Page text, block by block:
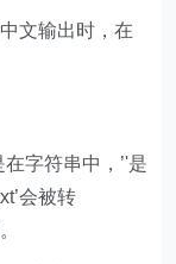
文输出时，在
字符串中，’'是
会被转